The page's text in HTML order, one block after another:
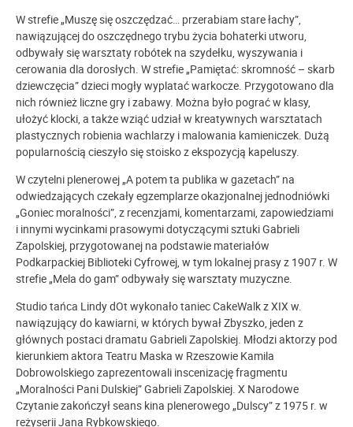
W strefie „Muszę się oszczędzać… przerabiam stare łachy”,
nawiązującej do oszczędnego trybu życia bohaterki utworu,
odbywały się warsztaty robótek na szydełku, wyszywania i
cerowania dla dorosłych. W strefie „Pamiętać: skromność – skarb
dziewczęcia” dzieci mogły wyplatać warkocze. Przygotowano dla
nich również liczne gry i zabawy. Można było pograć w klasy,
ułożyć klocki, a także wziąć udział w kreatywnych warsztatach
plastycznych robienia wachlarzy i malowania kamieniczek. Dużą
popularnością cieszyło się stoisko z ekspozycją kapeluszy.
W czytelni plenerowej „A potem ta publika w gazetach” na
odwiedzających czekały egzemplarze okazjonalnej jednodniówki
„Goniec moralności”, z recenzjami, komentarzami, zapowiedziami
i innymi wycinkami prasowymi dotyczącymi sztuki Gabrieli
Zapolskiej, przygotowanej na podstawie materiałów
Podkarpackiej Biblioteki Cyfrowej, w tym lokalnej prasy z 1907 r. W
strefie „Mela do gam” odbywały się warsztaty muzyczne.
Studio tańca Lindy dOt wykonało taniec CakeWalk z XIX w.
nawiązujący do kawiarni, w których bywał Zbyszko, jeden z
głównych postaci dramatu Gabrieli Zapolskiej. Młodzi aktorzy pod
kierunkiem aktora Teatru Maska w Rzeszowie Kamila
Dobrowolskiego zaprezentowali inscenizację fragmentu
„Moralności Pani Dulskiej” Gabrieli Zapolskiej. X Narodowe
Czytanie zakończył seans kina plenerowego „Dulscy” z 1975 r. w
reżyserii Jana Rybkowskiego.